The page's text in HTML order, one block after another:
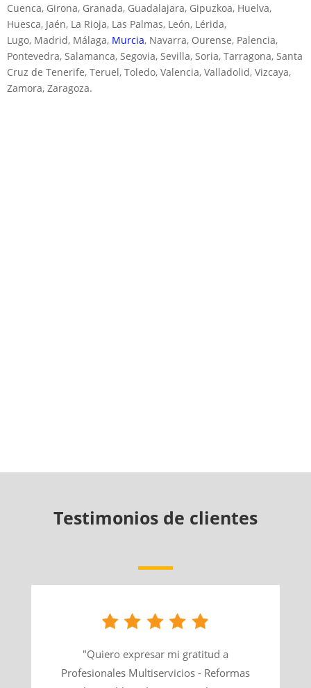
Cuenca, Girona, Granada, Guadalajara, Gipuzkoa, Huelva,
Huesca, Jaén, La Rioja, Las Palmas, León, Lérida,
Lugo, Madrid, Málaga, Murcia, Navarra, Ourense, Palencia,
Pontevedra, Salamanca, Segovia, Sevilla, Soria, Tarragona, Santa
Cruz de Tenerife, Teruel, Toledo, Valencia, Valladolid, Vizcaya,
Zamora, Zaragoza.
Testimonios de clientes
"Quiero expresar mi gratitud a
Profesionales Multiservicios - Reformas